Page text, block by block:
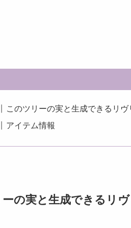
このツリーの実と生成できるリヴ
アイテム情報
の実と生成できるリ